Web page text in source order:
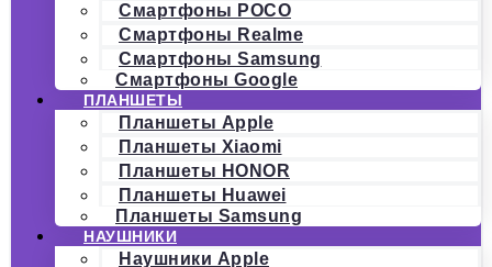
Смартфоны POCO
Смартфоны Realme
Смартфоны Samsung
Смартфоны Google
ПЛАНШЕТЫ
Планшеты Apple
Планшеты Xiaomi
Планшеты HONOR
Планшеты Huawei
Планшеты Samsung
НАУШНИКИ
Наушники Apple